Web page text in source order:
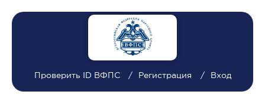
Проверить ID ВФПС Регистрация Вход